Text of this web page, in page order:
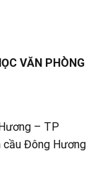
VĂN PHÒNG
– TP
cầu Đông Hương